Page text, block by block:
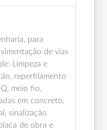
para
de vias
Limpeza e
reperfilamento
meio fio,
em concreto,
sinalização
de obra e